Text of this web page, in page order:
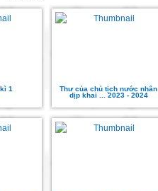
1
Thư của chủ tịch nước nhân
dịp khai ... 2023 - 2024